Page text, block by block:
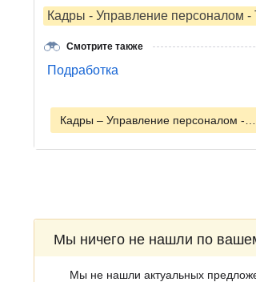
Кадры - Управление персоналом -
Смотрите также
Подработка
Мы ничего не нашли по
Мы не нашли актуальных